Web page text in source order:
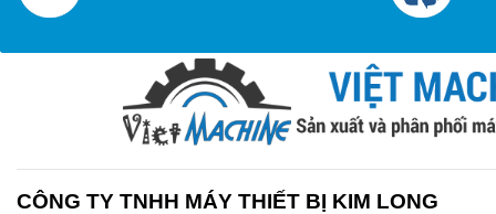
CÔNG TY TNHH MÁY THIẾT BỊ KIM LONG